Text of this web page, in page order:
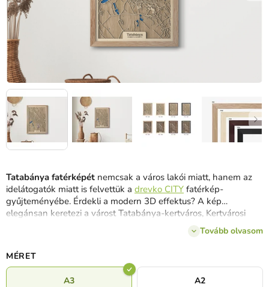
Tatabánya fatérképét nemcsak a város lakói miatt, hanem az
idelátogatók miatt is felvettük a drevko CITY fatérkép-
gyűjteményébe. Érdekli a modern 3D effektus? A kép
elegánsan keretezi a várost Tatabánya-kertváros, Kertvárosi
lakótelep, Újváros, Dózsakert, Bánhidai lakótelep, Tatabánya-
óváros, Sárberek, Bánhida, centrum, Alsógalla, Erőmű-lakótelep,
Gál István lakótelep és Ságvári lakótelep felől. A Kacsás-tó és
az Erőmű-tó kék színnel van jelölve. Tatabánya festmény
méretben és különböző színű kerettel
Tovább olvasom
MÉRET
A3 A2